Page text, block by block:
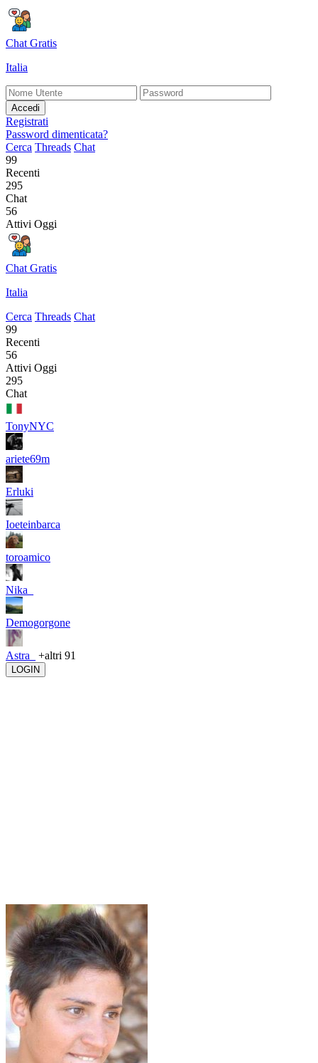
Chat Gratis
Italia
Accedi
Registrati
Password dimenticata?
Cerca Threads Chat
99
Recenti
295
Chat
56
Attivi Oggi
Chat Gratis
Italia
Cerca Threads Chat
99
Recenti
56
Attivi Oggi
295
Chat
TonyNYC
ariete69m
Erluki
Ioeteinbarca
toroamico
Nika_
Demogorgone
Astra_ +altri 91
LOGIN